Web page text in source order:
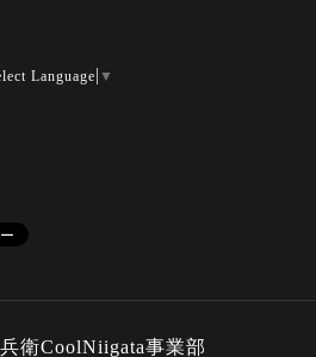
Language ▼
衛CoolNiigata事業部